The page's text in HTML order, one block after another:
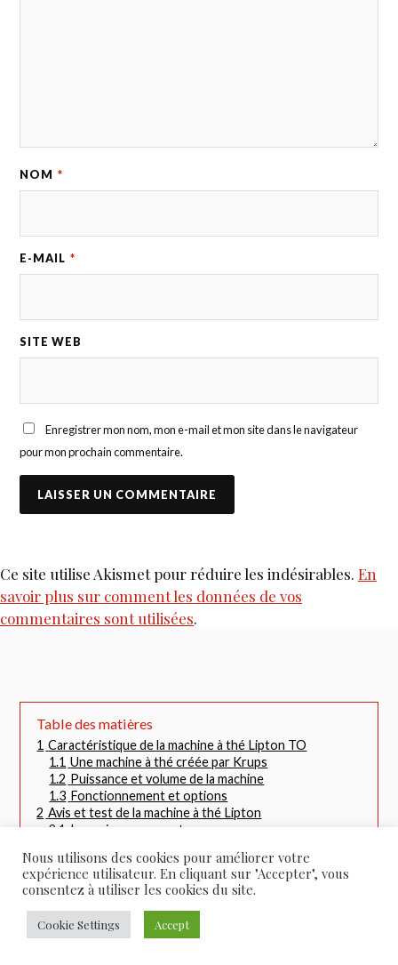
NOM *
E-MAIL *
SITE WEB
Enregistrer mon nom, mon e-mail et mon site dans le navigateur
pour mon prochain commentaire.
Ce site utilise Akismet pour réduire les indésirables. En
savoir plus sur comment les données de vos
commentaires sont utilisées.
Table des matières
1 Caractéristique de la machine à thé Lipton TO
1.1 Une machine à thé créée par Krups
1.2 Puissance et volume de la machine
1.3 Fonctionnement et options
2 Avis et test de la machine à thé Lipton
2.1 Les avis consommateurs
3 Le prix de la théière électrique Krups T.O Lipton
3.1 Tarif TO by Lipton
3.2 Tarif des capsules
4 Les avantages de la machine à thé Lipton T.O
4.1 Qualité du thé et eau filtrée
Nous utilisons des cookies pour améliorer votre
expérience utilisateur. En cliquant sur "Accepter", vous
consentez à utiliser les cookies du site.
Cookie Settings Accept